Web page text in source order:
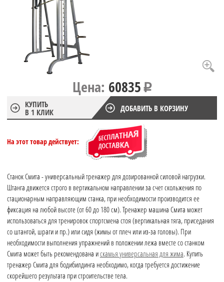
Цена: 60835
КУПИТЬ
В 1 КЛИК
ДОБАВИТЬ В КОРЗИНУ
На этот товар действует:
Станок Смита - универсальный тренажер для дозированной силовой нагрузки.
Штанга движется строго в вертикальном направлении за счет скольжения по
стационарным направляющим станка, при необходимости производится ее
фиксация на любой высоте (от 60 до 180 см). Тренажер машина Смита может
использоваться для тренировок спортсмена стоя (вертикальная тяга, приседания
со штангой, шраги и пр.) или сидя (жимы от плеч или из-за головы). При
необходимости выполнения упражнений в положении лежа вместе со станком
Смита может быть рекомендована искамья универсальная для жима. Купить
тренажер Смита для бодибилдинга необходимо, когда требуется достижение
скорейшего результата при строительстве тела.